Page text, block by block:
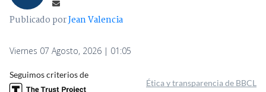
Publicado porJean Valencia
Viernes 07 Agosto, 2026 | 01:05
Seguimos criterios de
Ética y transparencia de BBCL